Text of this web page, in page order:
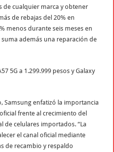
de cualquier marca y obtener
de rebajas del 20% en
menos durante seis meses en
suma además una reparación de
5G a 1.299.999 pesos y Galaxy
Samsung enfatizó la importancia
frente al crecimiento del
de celulares importados. “La
el canal oficial mediante
de recambio y respaldo